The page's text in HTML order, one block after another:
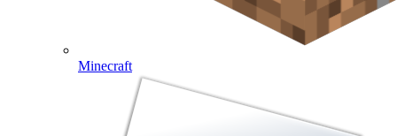
Minecraft